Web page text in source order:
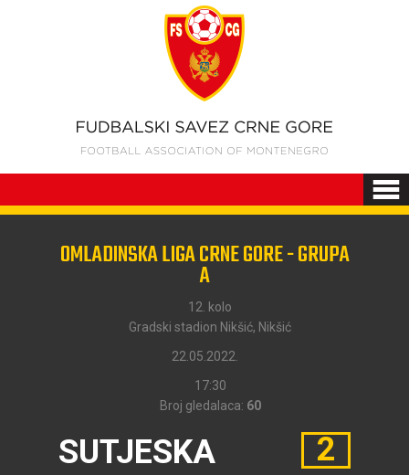
OMLADINSKA LIGA CRNE GORE - GRUPA
A
12. kolo
Gradski stadion Nikšić, Nikšić
22.05.2022.
17:30
Broj gledalaca: 60
SUTJESKA
2